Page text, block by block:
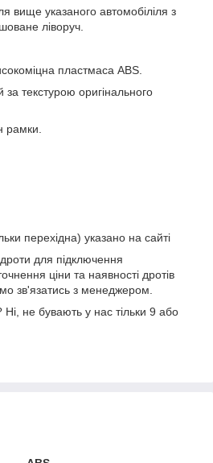
вище указаного автомобіліля з
ліворуч.
пластмаса ABS.
за текстурою оригінального
рамки.
перехідна) указано на сайті
для підключення
ціни та наявності дротів
зв'язатись з менеджером.
не бувають у нас тільки 9 або